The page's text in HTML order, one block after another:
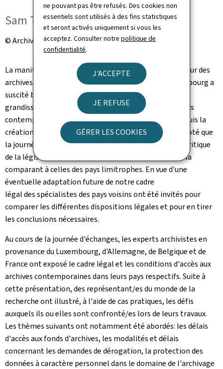
ne pouvant pas être refusés. Des cookies non
essentiels sont utilisés à des fins statistiques
et seront activés uniquement si vous les
acceptez. Consulter notrepolitique de
confidentialité.
J'ACCEPTE
JE REFUSE
GÉRER LES COOKIES
Sam Tanson, ministre de la Culture
© Archives nationales du Luxembourg
La manifestation destinée aux professionnels du secteur des
archives et aux représentant de la recherche au Luxembourg a
suscité beaucoup d'intérêt. Soulignant la demande
grandissante de la part des historien/nes pour les fonds
contemporains conservés aux ANLux, notamment depuis la
création du C2DH en 2017, la ministre de la Culture a noté que
la journée d'échanges devrait permettre une analyse critique
de la législation nationale en matière d'archivage en la
comparant à celles des pays limitrophes. En vue d'une
éventuelle adaptation future de notre cadre
légal des spécialistes des pays voisins ont été invités pour
comparer les différentes dispositions légales et pour en tirer
les conclusions nécessaires.
Au cours de la journée d'échanges, les experts archivistes en
provenance du Luxembourg, d'Allemagne, de Belgique et de
France ont exposé le cadre légal et les conditions d'accès aux
archives contemporaines dans leurs pays respectifs. Suite à
cette présentation, des représentant/es du monde de la
recherche ont illustré, à l'aide de cas pratiques, les défis
auxquels ils ou elles sont confronté/es lors de leurs travaux.
Les thèmes suivants ont notamment été abordés: les délais
d'accès aux fonds d'archives, les modalités et délais
concernant les demandes de dérogation, la protection des
données à caractère personnel dans le domaine de l'archivage